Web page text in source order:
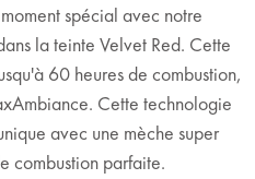
spécial avec notre
la teinte Velvet Red. Cette
60 heures de combustion,
Cette technologie
avec une mèche super
combustion parfaite.